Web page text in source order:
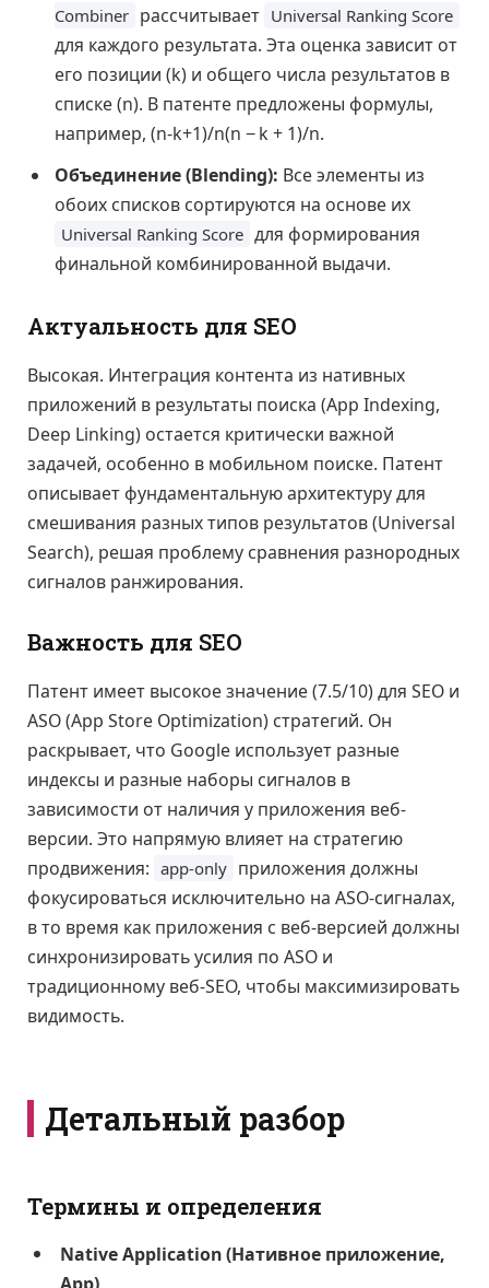
Combiner рассчитывает Universal Ranking Score
для каждого результата. Эта оценка зависит от
его позиции (k) и общего числа результатов в
списке (n). В патенте предложены формулы,
например, (n-k+1)/n(n − k + 1)/n.
Объединение (Blending): Все элементы из
обоих списков сортируются на основе их
Universal Ranking Score для формирования
финальной комбинированной выдачи.
Актуальность для SEO
Высокая. Интеграция контента из нативных
приложений в результаты поиска (App Indexing,
Deep Linking) остается критически важной
задачей, особенно в мобильном поиске. Патент
описывает фундаментальную архитектуру для
смешивания разных типов результатов (Universal
Search), решая проблему сравнения разнородных
сигналов ранжирования.
Важность для SEO
Патент имеет высокое значение (7.5/10) для SEO и
ASO (App Store Optimization) стратегий. Он
раскрывает, что Google использует разные
индексы и разные наборы сигналов в
зависимости от наличия у приложения веб-
версии. Это напрямую влияет на стратегию
продвижения: app-only приложения должны
фокусироваться исключительно на ASO-сигналах,
в то время как приложения с веб-версией должны
синхронизировать усилия по ASO и
традиционному веб-SEO, чтобы максимизировать
видимость.
Детальный разбор
Термины и определения
Native Application (Нативное приложение,